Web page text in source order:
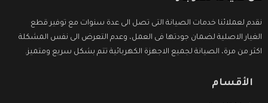
نقدم لعملائنا خدمات الصيانة التى تصل الى عدة سنوات مع توفير قطع
الغيار الاصلية لضمان جودتها فى العمل، وعدم التعرض الى نفس المشكلة
اكثر من مرة، الصيانة لجميع الاجهزة الكهربائية تتم بشكل سريع ومتميز.
الأقسام